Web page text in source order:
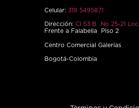
Celular: 319 5495871
Dirección: Cl 53 B No 25-21
Frente a Falabella Piso 2
Centro Comercial Galerías
Bogotá-Colombia